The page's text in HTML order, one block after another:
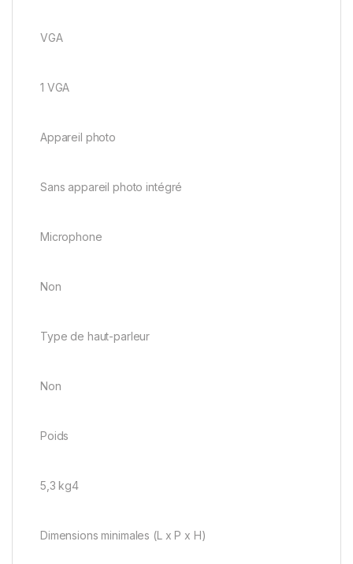
VGA
1 VGA
Appareil photo
Sans appareil photo intégré
Microphone
Non
Type de haut-parleur
Non
Poids
5,3 kg4
Dimensions minimales (L x P x H)